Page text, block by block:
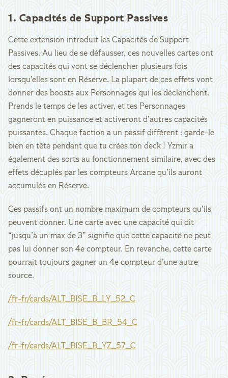
1. Capacités de Support Passives
Cette extension introduit les Capacités de Support
Passives. Au lieu de se défausser, ces nouvelles cartes ont
des capacités qui vont se déclencher plusieurs fois
lorsqu’elles sont en Réserve. La plupart de ces effets vont
donner des boosts aux Personnages qui les déclenchent.
Prends le temps de les activer, et tes Personnages
gagneront en puissance et activeront d’autres capacités
puissantes. Chaque faction a un passif différent : garde-le
bien en tête pendant que tu crées ton deck ! Yzmir a
également des sorts au fonctionnement similaire, avec des
effets décuplés par les compteurs Arcane qu’ils auront
accumulés en Réserve.
Ces passifs ont un nombre maximum de compteurs qu’ils
peuvent donner. Une carte avec une capacité qui dit
“jusqu’à un max de 3” signifie que cette capacité ne peut
pas lui donner son 4e compteur. En revanche, cette carte
pourrait toujours gagner un 4e compteur d’une autre
source.
/fr-fr/cards/ALT_BISE_B_LY_52_C
/fr-fr/cards/ALT_BISE_B_BR_54_C
/fr-fr/cards/ALT_BISE_B_YZ_57_C